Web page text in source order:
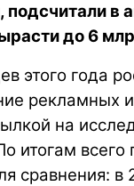
в
до 6
этого года
рекламных
на
итогам
сравнения: в